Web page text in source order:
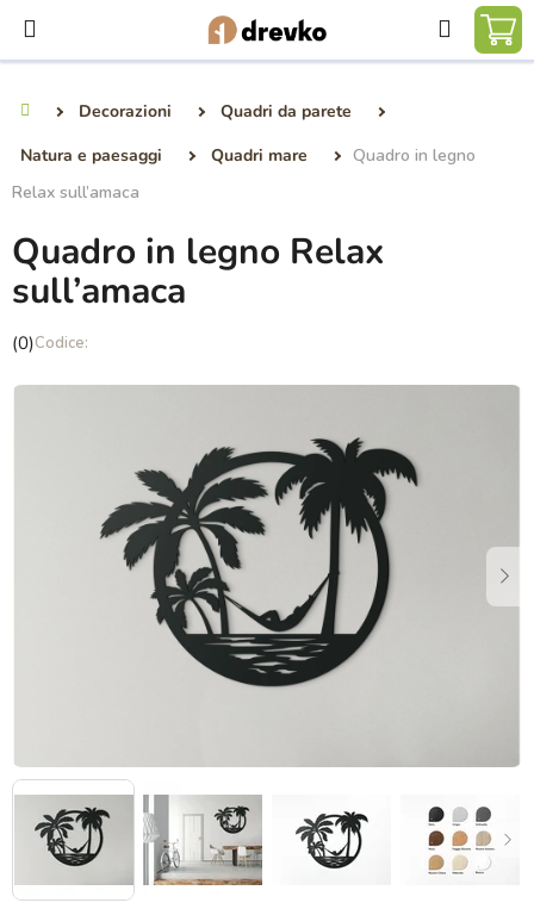
contenuto
Ricerca
Decorazioni
Quadri da parete
Natura e paesaggi
Quadri mare
Quadro in legno
Relax sull’amaca
Quadro in legno Relax
sull’amaca
La
media
(0)